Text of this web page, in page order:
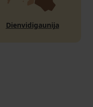
Dienvidigaunija